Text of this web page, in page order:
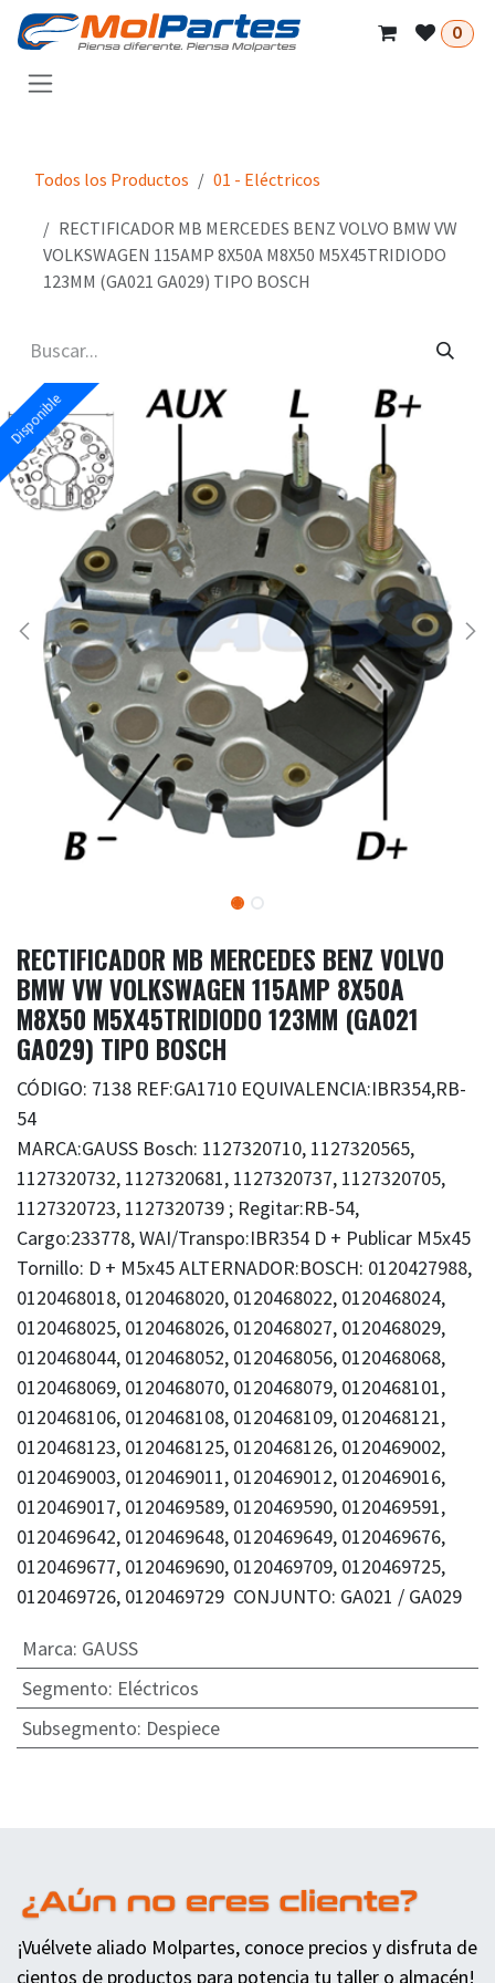
Ir al contenido
0
Todos los Productos 01 - Eléctricos
RECTIFICADOR MB MERCEDES BENZ VOLVO BMW VW
VOLKSWAGEN 115AMP 8X50A M8X50 M5X45TRIDIODO
123MM (GA021 GA029) TIPO BOSCH
Disponible
Disponible
RECTIFICADOR MB MERCEDES BENZ VOLVO
BMW VW VOLKSWAGEN 115AMP 8X50A
M8X50 M5X45TRIDIODO 123MM (GA021
GA029) TIPO BOSCH
CÓDIGO: 7138 REF:GA1710 EQUIVALENCIA:IBR354,RB-
54
MARCA:GAUSS Bosch: 1127320710, 1127320565,
1127320732, 1127320681, 1127320737, 1127320705,
1127320723, 1127320739 ; Regitar:RB-54,
Cargo:233778, WAI/Transpo:IBR354 D + Publicar M5x45
Tornillo: D + M5x45 ALTERNADOR:BOSCH: 0120427988,
0120468018, 0120468020, 0120468022, 0120468024,
0120468025, 0120468026, 0120468027, 0120468029,
0120468044, 0120468052, 0120468056, 0120468068,
0120468069, 0120468070, 0120468079, 0120468101,
0120468106, 0120468108, 0120468109, 0120468121,
0120468123, 0120468125, 0120468126, 0120469002,
0120469003, 0120469011, 0120469012, 0120469016,
0120469017, 0120469589, 0120469590, 0120469591,
0120469642, 0120469648, 0120469649, 0120469676,
0120469677, 0120469690, 0120469709, 0120469725,
0120469726, 0120469729 CONJUNTO: GA021 / GA029
Marca: GAUSS
Segmento: Eléctricos
Subsegmento: Despiece
¡Vuélvete aliado Molpartes, conoce precios y disfruta de
cientos de productos para potencia tu taller o almacén!